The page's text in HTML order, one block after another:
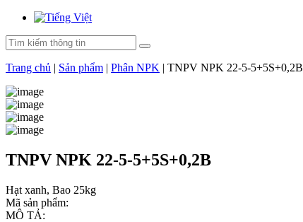
Trang chủ | Sản phẩm | Phân NPK | TNPV NPK 22-5-5+5S+0,2B
TNPV NPK 22-5-5+5S+0,2B
Hạt xanh, Bao 25kg
Mã sản phẩm:
MÔ TẢ: